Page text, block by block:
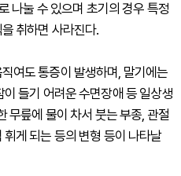
나눌 수 있으며 초기의 경우 특정
취하면 사라진다.
여도 통증이 발생하며, 말기에는
들기 어려운 수면장애 등 일상생
무릎에 물이 차서 붓는 부종, 관절
게 되는 등의 변형 등이 나타날